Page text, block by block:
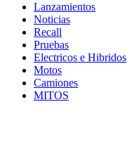
Lanzamientos
Noticias
Recall
Pruebas
Electricos e Hibridos
Motos
Camiones
MITOS